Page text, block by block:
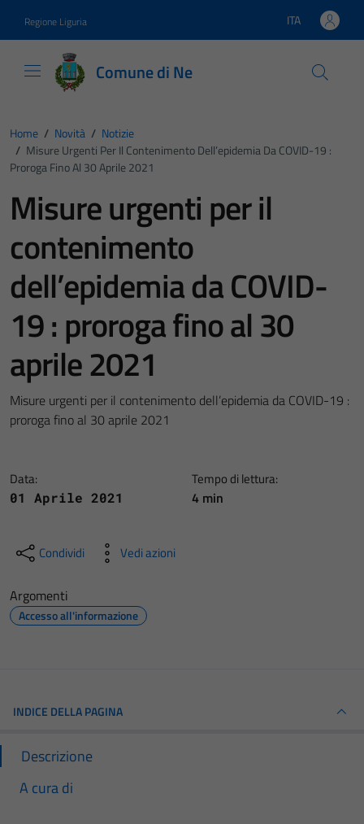
Regione Liguria Lingua attiva:
ITA
Comune di Ne
Home / Novità / Notizie
/ Misure Urgenti Per Il Contenimento Dell’epidemia Da COVID-19 :
Proroga Fino Al 30 Aprile 2021
Misure urgenti per il
contenimento
dell’epidemia da COVID-
19 : proroga fino al 30
aprile 2021
Misure urgenti per il contenimento dell’epidemia da COVID-19 :
proroga fino al 30 aprile 2021
Data:
01 Aprile 2021
Tempo di lettura:
4 min
Condividi Vedi azioni
Argomenti
Accesso all'informazione
INDICE DELLA PAGINA
Descrizione
A cura di